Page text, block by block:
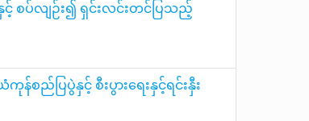
င့် စပ်လျဉ်း၍ ရှင်းလင်းတင်ပြသည့်
န်စည်ပြပွဲနှင့် စီးပွားရေးနှင့်ရင်းနှီး